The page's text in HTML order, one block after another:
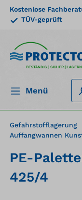
springen
Kostenlose
TÜV-geprüft
BESTÄNDIG | SICHER | LAGERN
Menü
Gefahrstofflagerung
Auffangwannen
PE-
425/4